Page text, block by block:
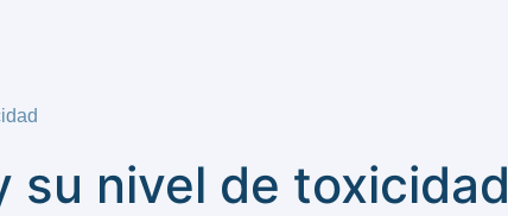
su nivel de toxicidad